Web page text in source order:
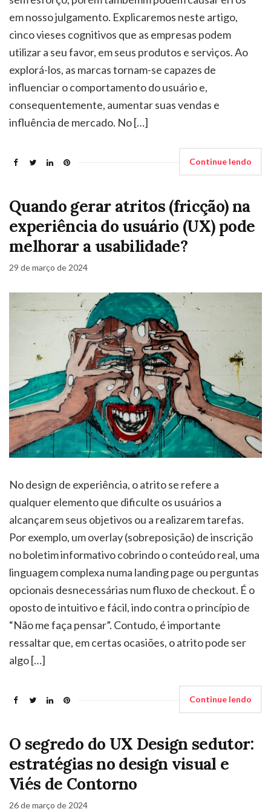
em nosso julgamento. Explicaremos neste artigo,
cinco vieses cognitivos que as empresas podem
utilizar a seu favor, em seus produtos e serviços. Ao
explorá-los, as marcas tornam-se capazes de
influenciar o comportamento do usuário e,
consequentemente, aumentar suas vendas e
influência de mercado. No […]
Continue lendo
Quando gerar atritos (fricção) na
experiência do usuário (UX) pode
melhorar a usabilidade?
29 de março de 2024
No design de experiência, o atrito se refere a
qualquer elemento que dificulte os usuários a
alcançarem seus objetivos ou a realizarem tarefas.
Por exemplo, um overlay (sobreposição) de inscrição
no boletim informativo cobrindo o conteúdo real, uma
linguagem complexa numa landing page ou perguntas
opcionais desnecessárias num fluxo de checkout. É o
oposto de intuitivo e fácil, indo contra o princípio de
“Não me faça pensar”. Contudo, é importante
ressaltar que, em certas ocasiões, o atrito pode ser
algo […]
Continue lendo
O segredo do UX Design sedutor:
estratégias no design visual e
Viés de Contorno
26 de março de 2024